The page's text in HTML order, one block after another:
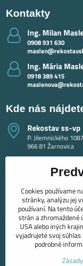
Kontakty
Ing​. Milan
0908 931 630
Ing​. Mária
0918 389 415
Kde nás
Rekostav ss-vp
P. Jilemnického
966 81 Žarnovica
Cookies používame
stránky, analýzu jej
používaní. Na tento
strán a zhromaždené
USA alebo iných
vyjadrujete svoj
podrobné